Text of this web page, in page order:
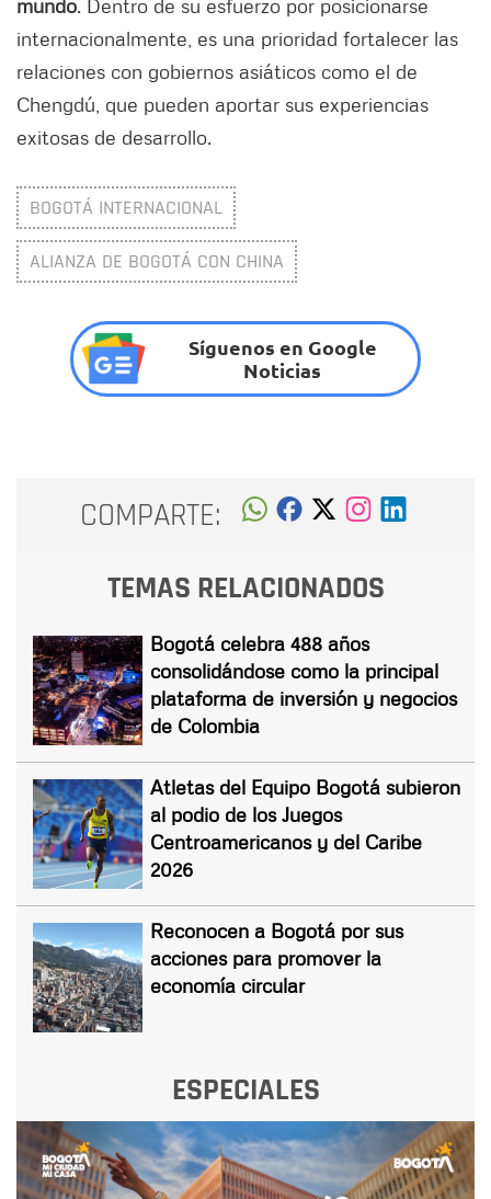
mundo. Dentro de su esfuerzo por posicionarse
internacionalmente, es una prioridad fortalecer las
relaciones con gobiernos asiáticos como el de
Chengdú, que pueden aportar sus experiencias
exitosas de desarrollo.
BOGOTÁ INTERNACIONAL
ALIANZA DE BOGOTÁ CON CHINA
Síguenos en Google
Noticias
COMPARTE:
TEMAS RELACIONADOS
Bogotá celebra 488 años
consolidándose como la principal
plataforma de inversión y negocios
de Colombia
Atletas del Equipo Bogotá subieron
al podio de los Juegos
Centroamericanos y del Caribe
2026
Reconocen a Bogotá por sus
acciones para promover la
economía circular
ESPECIALES